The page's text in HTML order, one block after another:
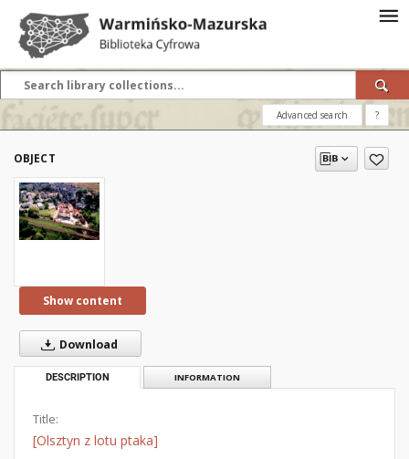
Advanced search ?
OBJECT
Show content
Download
DESCRIPTION INFORMATION
Title:
[Olsztyn z lotu ptaka]